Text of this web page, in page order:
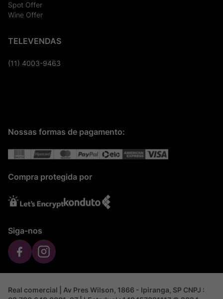
Spot Offer
Wine Offer
TELEVENDAS
(11) 4003-9463
Nossas formas de pagamento:
Compra protegida por
Siga-nos
Real comercial | Av Pres Wilson, 1866 - Ipiranga, SP CNPJ :